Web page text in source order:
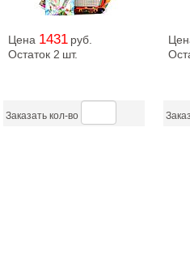
Цена 1431 руб.
Остаток 2 шт.
Заказать кол-во